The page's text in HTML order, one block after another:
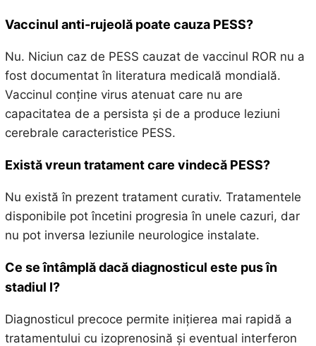
Vaccinul anti-rujeolă poate cauza PESS?
Nu. Niciun caz de PESS cauzat de vaccinul ROR nu a
fost documentat în literatura medicală mondială.
Vaccinul conține virus atenuat care nu are
capacitatea de a persista și de a produce leziuni
cerebrale caracteristice PESS.
Există vreun tratament care vindecă PESS?
Nu există în prezent tratament curativ. Tratamentele
disponibile pot încetini progresia în unele cazuri, dar
nu pot inversa leziunile neurologice instalate.
Ce se întâmplă dacă diagnosticul este pus în
stadiul I?
Diagnosticul precoce permite inițierea mai rapidă a
tratamentului cu izoprenosină și eventual interferon